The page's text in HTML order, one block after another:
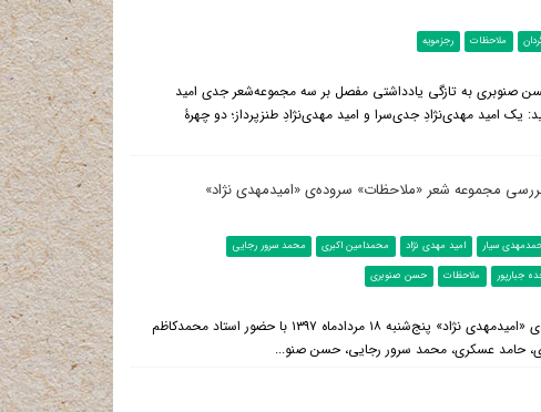
ملاحظات رجزمویه
صنوبری به تازگی یادداشتی مفصل بر سه مجموعه‌شعر جدی امید
یک امید مهدی‌نژادِ جدی‌سرا و امید مهدی‌نژادِ طنزپرداز؛ دو چهرۀ
مجموعه شعر «ملاحظات» سروده‌ی «امیدمهدی نژاد»
سیار امید مهدی نژاد محمدامین اکبری
محمد سرور رجایی
جبارپور ملاحظات حسن صنوبری
شهرستان ادب: نشست نقد و بررسی مجموعه شعر «ملاحظات» سروده‌ی «امیدمهدی نژاد» پنج‌شنبه ۱۸ مردادماه ۱۳۹۷ با حضور استاد محمدکاظم
حامد عسکری، محمد سرور رجایی، حسن صنو...